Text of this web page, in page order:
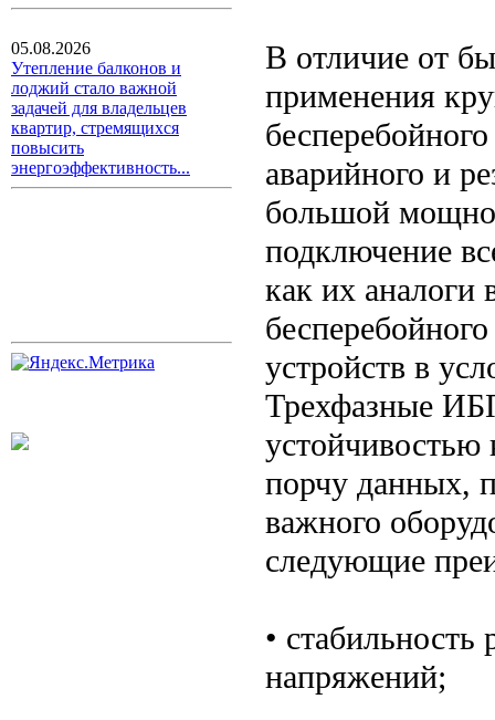
05.08.2026
Утепление балконов и
лоджий стало важной
задачей для владельцев
квартир, стремящихся
повысить
энергоэффективность...
В отличие от
применения
аварийного и
большой
подключение
как их
устройств в
Трехфазные
порчу данных,
важного
следующие
•
напряжений;